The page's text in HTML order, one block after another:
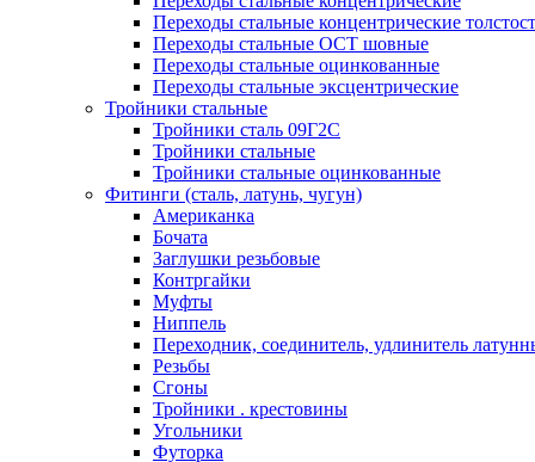
Переходы стальные концентрические
Переходы стальные ОСТ шовные
Переходы стальные оцинкованные
Переходы стальные эксцентрические
Тройники стальные
Тройники сталь 09Г2С
Тройники стальные
Тройники стальные оцинкованные
Фитинги (сталь, латунь, чугун)
Американка
Бочата
Заглушки резьбовые
Контргайки
Муфты
Ниппель
Переходник, соединитель, удлинитель
Резьбы
Сгоны
Тройники . крестовины
Угольники
Футорка